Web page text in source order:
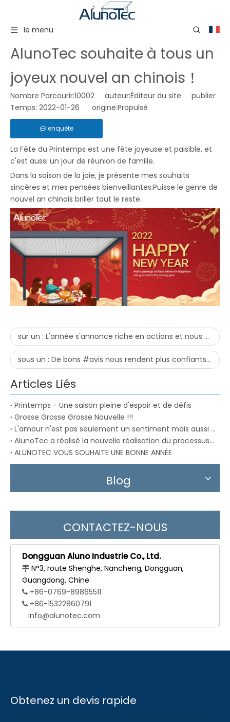
le menu
AlunoTec souhaite à tous un
joyeux nouvel an chinois！
Nombre Parcourir:10002 auteur:Éditeur du site publier
Temps: 2022-01-26 origine:Propulsé
enquête
La Fête du Printemps est une fête joyeuse et paisible, et
c'est aussi un jour de réunion de famille.
Dans la saison de la joie, je présente mes souhaits
sincères et mes pensées bienveillantes.Puisse le genre de
nouvel an chinois briller tout le reste.
sur un : L'année s'annonce riche en actions et nous nous engageons à tirer le meilleur parti de chaque opportunité.
sous un : De bons #avis nous rendent plus confiants dans nos produits !
Articles Liés
Printemps - Une saison pleine d'espoir et de défis
Grosse Grosse Grosse Nouvelle !!!
L'amour n'est pas seulement un sentiment mais aussi un art
AlunoTec a réalisé la nouvelle réalisation du processus de conception intelligente pour participer au salon
ALUNOTEC VOUS SOUHAITE UNE BONNE ANNÉE
Blog
CONTACTEZ-NOUS
Dongguan Aluno Industrie Co., Ltd.
 N°3, route Shenghe, Nancheng, Dongguan,
Guangdong, Chine
 +86-0769-89865511
 +86-15322860791
info@alunotec.com
Obtenez un devis rapide